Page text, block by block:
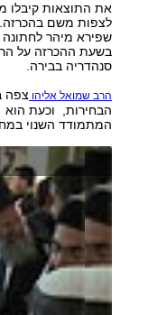
את התוצאות קיבלו
לצפות משם בהכרזה.
שפירא מיהר
בשעת ההכרזה על
סנהדריה בבירה.
הרב שמואל אליהו צפה
הבחירות, וכעת הוא
המתמודד השנוי